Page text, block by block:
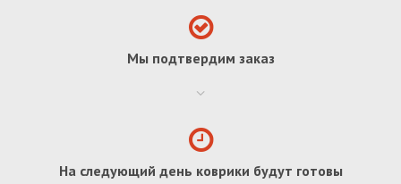
Мы подтвердим заказ
На следующий день коврики будут готовы